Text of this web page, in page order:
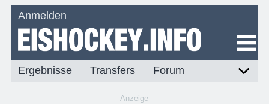
Anmelden
Ergebnisse Transfers Forum
Anzeige